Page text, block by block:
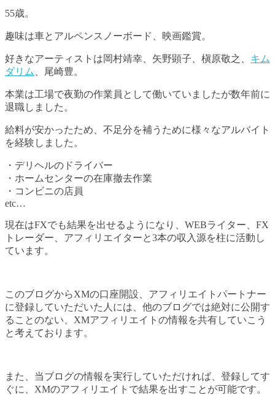
55歳。
趣味は車とアルペンスノーボード、映画鑑賞。
好きなアーティストは岡村靖幸、矢野顕子、槇原敬之、 キム
ダリム
、尾崎豊。
本業は工場で夜勤の作業員として働いていましたが数年前に
退職しました。
給料が安かったため、不足分を補うために様々なアルバイト
を経験しました。
・デリヘルのドライバー
・ホームセンターの在庫撤去作業
・コンビニの店員
etc…
現在はFXでも結果を出せるようになり、WEBライター、FX
トレーダー、アフィリエイターと3本の収入源を柱に活動し
ています。
このブログからXMの口座開設、アフィリエイトパートナー
に登録していただいた人には、他のブログでは絶対に公開す
ることのない、XMアフィリエイトの情報を共有していこう
と考えております。
また、当ブログの情報を実行していただければ、登録してす
ぐに、XMのアフィリエイトで結果を出すことが可能です。